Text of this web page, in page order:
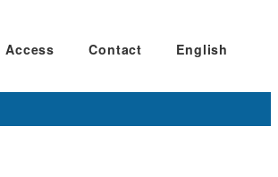
Access Contact English